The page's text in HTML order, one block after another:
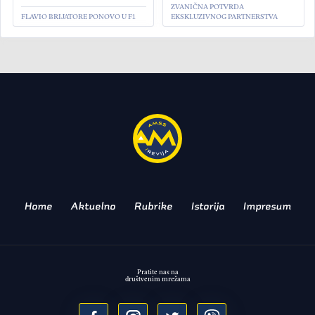
FLAVIO BRIJATORE PONOVO U F1
ZVANIČNA POTVRDA
EKSKLUZIVNOG PARTNERSTVA
OTVORENI I NACIONALNI
Home Aktuelno Rubrike Istorija Impresum
Pratite nas na
društvenim mrežama